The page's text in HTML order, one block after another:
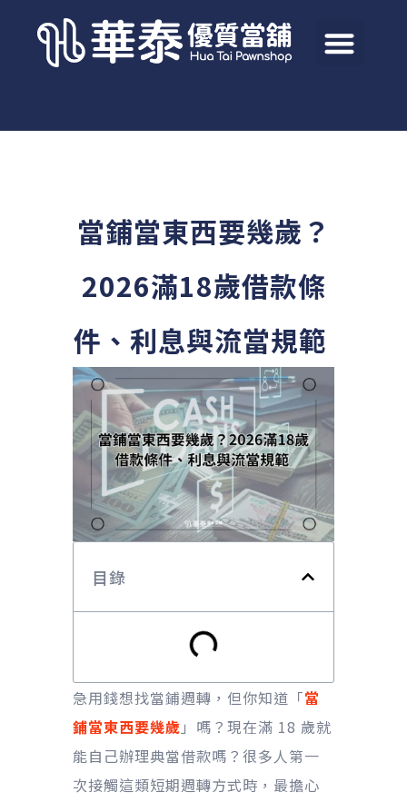
當鋪當東西要幾歲？
2026滿18歲借款條
件、利息與流當規範
目錄
急用錢想找當鋪週轉，但你知道「當
鋪當東西要幾歲 」嗎？現在滿 18 歲就
能自己辦理典當借款嗎？很多人第一
次接觸這類短期週轉方式時，最擔心